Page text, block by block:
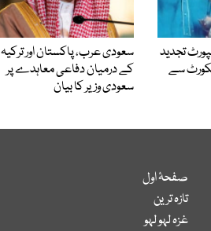
تجدید
سے
سعودی عرب، پاکستان اور ترکیہ
کے درمیان دفاعی معاہدے پر
سعودی وزیر کا بیان
صفحۂ اول
تازہ ترین
غزہ لہو لہو